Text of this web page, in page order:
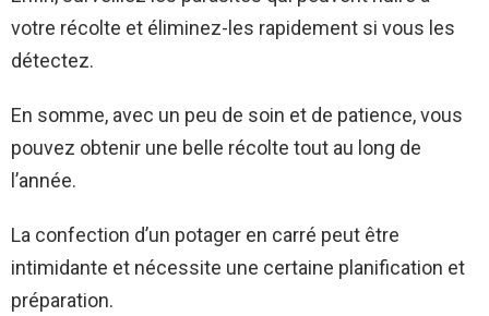
votre récolte et éliminez-les rapidement si vous les
détectez.
En somme, avec un peu de soin et de patience, vous
pouvez obtenir une belle récolte tout au long de
l’année.
La confection d’un potager en carré peut être
intimidante et nécessite une certaine planification et
préparation.